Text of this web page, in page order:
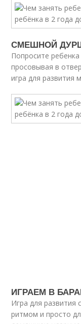
СМЕШНОЙ
Попросите ребенка
просовывая в
игра для развития
ИГРАЕМ В
Игра для развития
ритмом и просто